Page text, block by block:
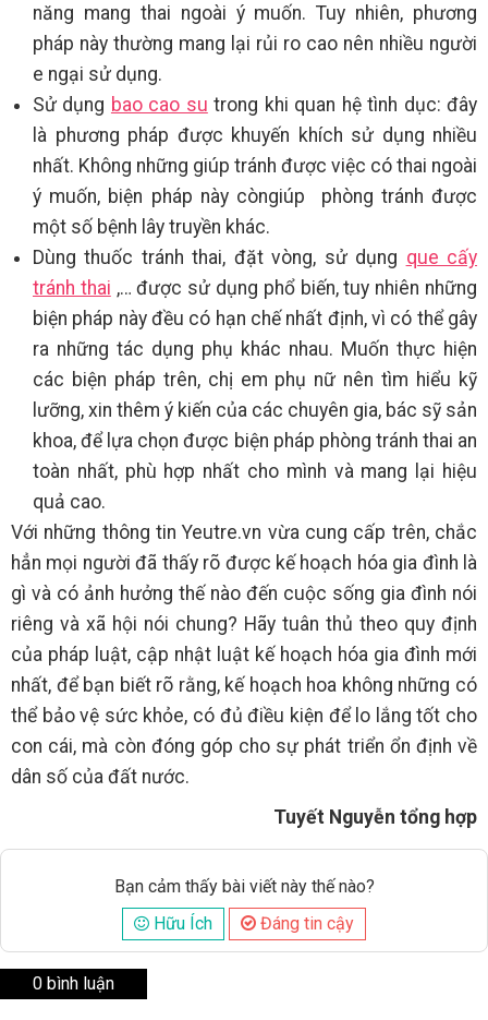
năng mang thai ngoài ý muốn. Tuy nhiên, phương
pháp này thường mang lại rủi ro cao nên nhiều người
e ngại sử dụng.
Sử dụng bao cao su trong khi quan hệ tình dục: đây
là phương pháp được khuyến khích sử dụng nhiều
nhất. Không những giúp tránh được việc có thai ngoài
ý muốn, biện pháp này còngiúp phòng tránh được
một số bệnh lây truyền khác.
Dùng thuốc tránh thai, đặt vòng, sử dụng que cấy
tránh thai ,… được sử dụng phổ biến, tuy nhiên những
biện pháp này đều có hạn chế nhất định, vì có thể gây
ra những tác dụng phụ khác nhau. Muốn thực hiện
các biện pháp trên, chị em phụ nữ nên tìm hiểu kỹ
lưỡng, xin thêm ý kiến của các chuyên gia, bác sỹ sản
khoa, để lựa chọn được biện pháp phòng tránh thai an
toàn nhất, phù hợp nhất cho mình và mang lại hiệu
quả cao.
Với những thông tin Yeutre.vn vừa cung cấp trên, chắc
hẳn mọi người đã thấy rõ được kế hoạch hóa gia đình là
gì và có ảnh hưởng thế nào đến cuộc sống gia đình nói
riêng và xã hội nói chung? Hãy tuân thủ theo quy định
của pháp luật, cập nhật luật kế hoạch hóa gia đình mới
nhất, để bạn biết rõ rằng, kế hoạch hoa không những có
thể bảo vệ sức khỏe, có đủ điều kiện để lo lắng tốt cho
con cái, mà còn đóng góp cho sự phát triển ổn định về
dân số của đất nước.
Tuyết Nguyễn tổng hợp
Bạn cảm thấy bài viết này thế nào?
Hữu Ích
Đáng tin cậy
0 bình luận